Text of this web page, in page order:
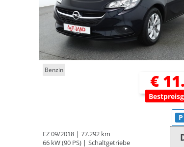
Benzin
€
EZ 09/2018
77.292 km
66 kW (90 PS)
Schaltgetriebe
P